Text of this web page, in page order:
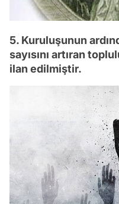
5. Kuruluşunun
sayısını artıran
ilan edilmiştir.